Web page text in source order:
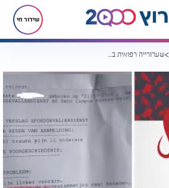
שידור חי
שערורייה רפואית בבלגיה: רופא רשם "יהודי ישראלי" כשדה אלרגיה בתיק רפואי של ילדה בת תשע